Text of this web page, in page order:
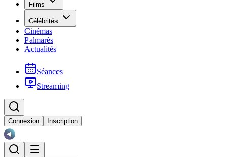
Films
Célébrités
Cinémas
Palmarès
Actualités
Séances
Streaming
Connexion Inscription